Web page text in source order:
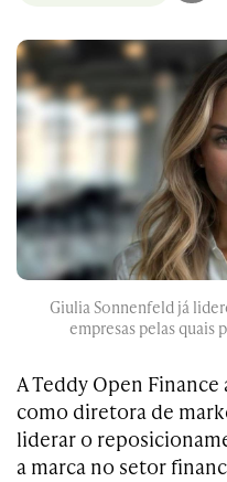
Giulia Sonnenfeld já
empresas pelas quais
A Teddy Open
como diretora de
liderar o
a marca no setor